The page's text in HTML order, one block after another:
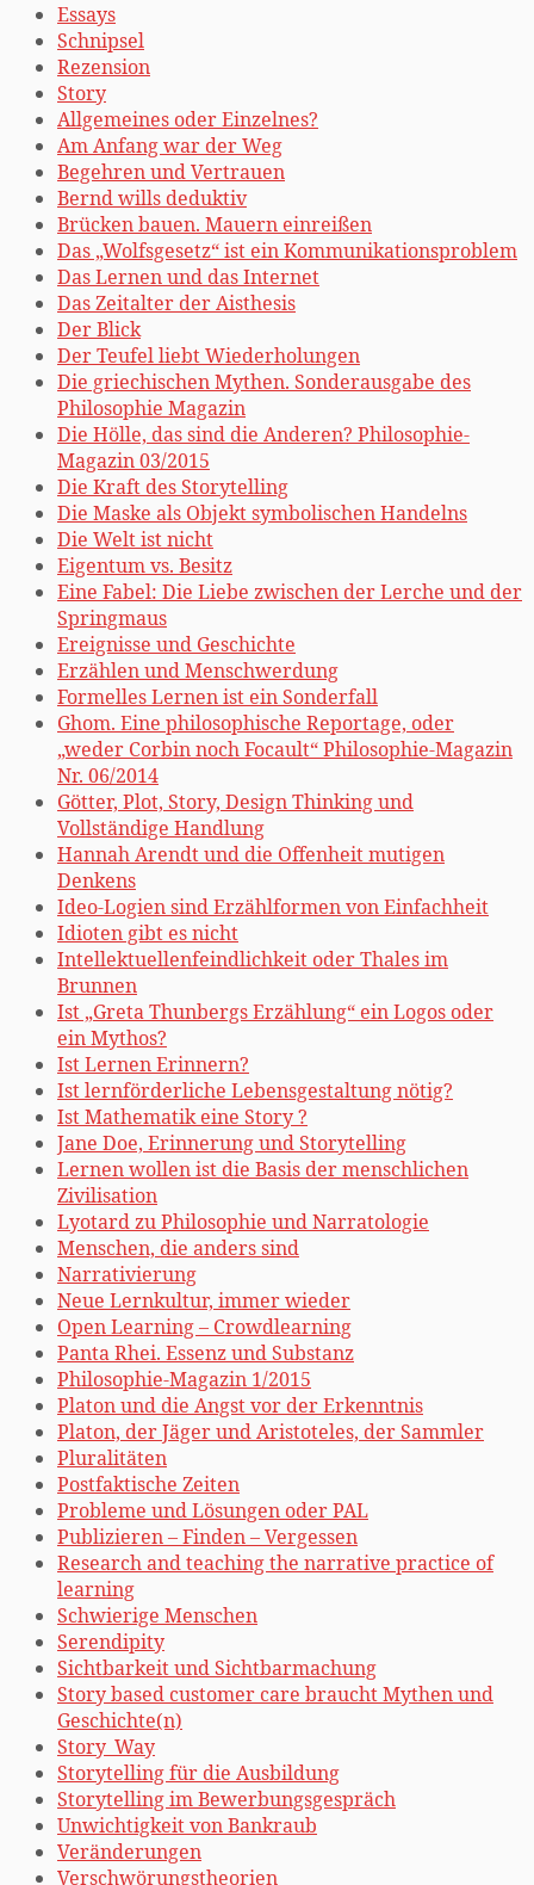
Essays
Schnipsel
Rezension
Story
Allgemeines oder Einzelnes?
Am Anfang war der Weg
Begehren und Vertrauen
Bernd wills deduktiv
Brücken bauen. Mauern einreißen
Das „Wolfsgesetz“ ist ein Kommunikationsproblem
Das Lernen und das Internet
Das Zeitalter der Aisthesis
Der Blick
Der Teufel liebt Wiederholungen
Die griechischen Mythen. Sonderausgabe des
Philosophie Magazin
Die Hölle, das sind die Anderen? Philosophie-
Magazin 03/2015
Die Kraft des Storytelling
Die Maske als Objekt symbolischen Handelns
Die Welt ist nicht
Eigentum vs. Besitz
Eine Fabel: Die Liebe zwischen der Lerche und der
Springmaus
Ereignisse und Geschichte
Erzählen und Menschwerdung
Formelles Lernen ist ein Sonderfall
Ghom. Eine philosophische Reportage, oder
„weder Corbin noch Focault“ Philosophie-Magazin
Nr. 06/2014
Götter, Plot, Story, Design Thinking und
Vollständige Handlung
Hannah Arendt und die Offenheit mutigen
Denkens
Ideo-Logien sind Erzählformen von Einfachheit
Idioten gibt es nicht
Intellektuellenfeindlichkeit oder Thales im
Brunnen
Ist „Greta Thunbergs Erzählung“ ein Logos oder
ein Mythos?
Ist Lernen Erinnern?
Ist lernförderliche Lebensgestaltung nötig?
Ist Mathematik eine Story ?
Jane Doe, Erinnerung und Storytelling
Lernen wollen ist die Basis der menschlichen
Zivilisation
Lyotard zu Philosophie und Narratologie
Menschen, die anders sind
Narrativierung
Neue Lernkultur, immer wieder
Open Learning – Crowdlearning
Panta Rhei. Essenz und Substanz
Philosophie-Magazin 1/2015
Platon und die Angst vor der Erkenntnis
Platon, der Jäger und Aristoteles, der Sammler
Pluralitäten
Postfaktische Zeiten
Probleme und Lösungen oder PAL
Publizieren – Finden – Vergessen
Research and teaching the narrative practice of
learning
Schwierige Menschen
Serendipity
Sichtbarkeit und Sichtbarmachung
Story based customer care braucht Mythen und
Geschichte(n)
Story_Way
Storytelling für die Ausbildung
Storytelling im Bewerbungsgespräch
Unwichtigkeit von Bankraub
Veränderungen
Verschwörungstheorien